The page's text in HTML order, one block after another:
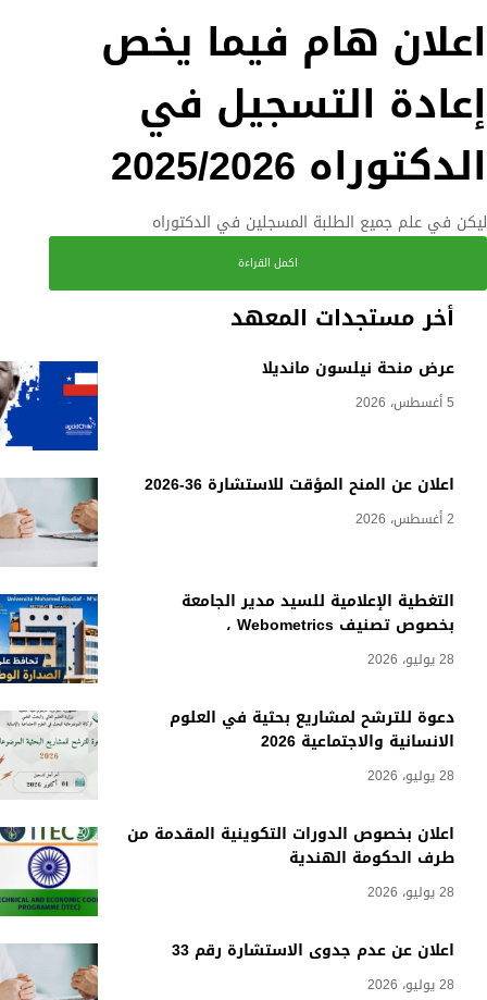
أخر مستجدات المعهد
عرض منحة نيلسون مانديلا
5 أغسطس، 2026
اعلان عن المنح المؤقت للاستشارة 36-2026
2 أغسطس، 2026
التغطية الإعلامية للسيد مدير الجامعة
بخصوص تصنيف Webometrics ،
28 يوليو، 2026
دعوة للترشح لمشاريع بحثية في العلوم
الانسانية والاجتماعية 2026
28 يوليو، 2026
اعلان بخصوص الدورات التكوينية المقدمة من
طرف الحكومة الهندية
28 يوليو، 2026
اعلان عن عدم جدوى الاستشارة رقم 33
28 يوليو، 2026
اعلان هام فيما يخص
إعادة التسجيل في
الدكتوراه 2025/2026
ليكن في علم جميع الطلبة المسجلين في الدكتوراه
اكمل القراءة